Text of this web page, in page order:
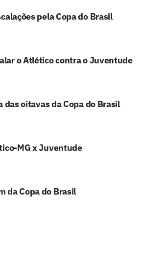
pela Copa do Brasil
o Atlético contra o Juventude
oitavas da Copa do Brasil
MG x Juventude
da Copa do Brasil